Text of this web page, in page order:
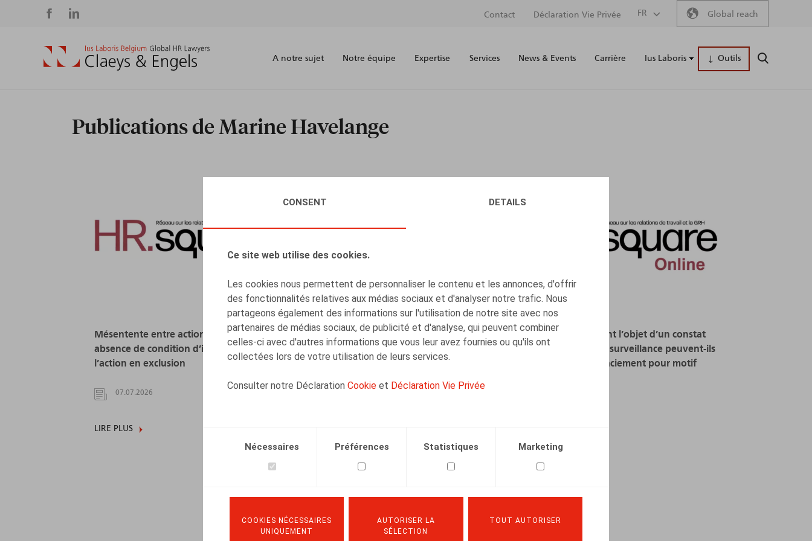
CONSENT DETAILS
Ce site web utilise des cookies.
Les cookies nous permettent de personnaliser le contenu et les annonces, d'offrir
des fonctionnalités relatives aux médias sociaux et d'analyser notre trafic. Nous
partageons également des informations sur l'utilisation de notre site avec nos
partenaires de médias sociaux, de publicité et d'analyse, qui peuvent combiner
celles-ci avec d'autres informations que vous leur avez fournies ou qu'ils ont
collectées lors de votre utilisation de leurs services.
Consulter notre Déclaration Cookie et Déclaration Vie Privée
Nécessaires Préférences Statistiques Marketing
COOKIES NÉCESSAIRES
UNIQUEMENT
AUTORISER LA
SÉLECTION
TOUT AUTORISER
Social
media
Secondary
menu
Contact Déclaration Vie Privée FR Global reach
Main
A notre sujet Notre équipe Expertise Services News & Events Carrière Ius Laboris Outils
Publications de Marine Havelange
Mésentente entre actionnaires :
absence de condition d’imputabilité de
l’action en exclusion
07.07.2026
LIRE PLUS
Faillites successives et dettes ONSS :
une responsabilité qui colle à la peau
Des faits qui font l’objet d’un constat
par caméras de surveillance peuvent-ils
justifier un licenciement pour motif
LIRE PLUS